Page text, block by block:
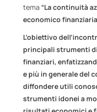
tema “La continuità
economico finanziaria
L’obiettivo
principali strumenti
finanziari,
e più in generale del
diffondere utili
strumenti idonei a